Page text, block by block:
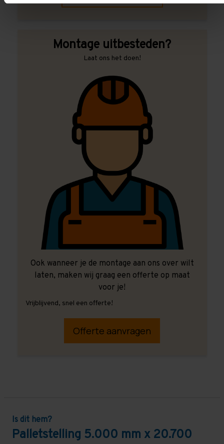
Montage uitbesteden?
Laat ons het doen!
Ook wanneer je de montage aan ons over wilt
laten, maken wij graag een offerte op maat
voor je!
Vrijblijvend, snel een offerte!
Offerte aanvragen
Is dit hem?
Palletstelling 5.000 mm x 20.700